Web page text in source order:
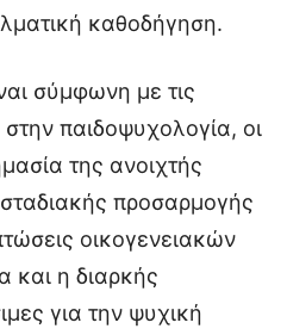
καθοδήγηση.
σύμφωνη με τις
παιδοψυχολογία, οι
της ανοιχτής
προσαρμογής
οικογενειακών
και η διαρκής
για την ψυχική